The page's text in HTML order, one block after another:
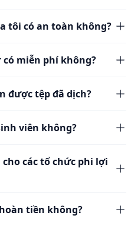
tôi có an toàn không?
có miễn phí không?
được tệp đã dịch?
viên không?
các tổ chức phi lợi
tiền không?